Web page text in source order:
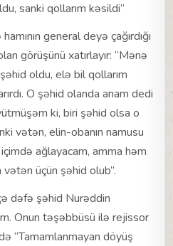
sanki qollarım kəsildi”
general deyə çağırdığı
görüşünü xatırlayır: “Mənə
oldu, elə bil qollarım
O şəhid olanda anam dedi
ki, biri şəhid olsa o
vətən, elin-obanın namusu
ağlayacam, amma həm
üçün şəhid olub”.
dəfə şəhid Nurəddin
Onun təşəbbüsü ilə rejissor
“Tamamlanmayan döyüş